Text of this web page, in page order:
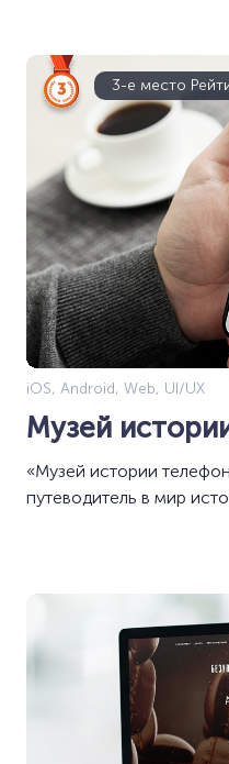
3-е место
iOS, Android, Web, UI/UX
Музей
«Музей истории
путеводитель в мир